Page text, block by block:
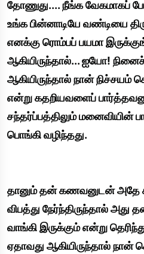
தோணுது.... நீங்க வேகமாகப்
உங்க பின்னாடியே வண்டியை
எனக்கு ரொம்பப் பயமா
ஆகியிருந்தால்... ஐயோ!
ஆகியிருந்தால் நான் நிச்சயம்
என்று கதறியவளைப்
சந்தர்ப்பத்திலும் மனைவியின்
பொங்கி வழிந்தது.
தானும் தன் கணவனுடன் அதே
விபத்து நேர்ந்திருந்தால் அது
வாங்கி இருக்கும் என்று
ஏதாவது ஆகியிருந்தால் நான்